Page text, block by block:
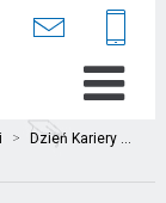
> Dzień Kariery ...